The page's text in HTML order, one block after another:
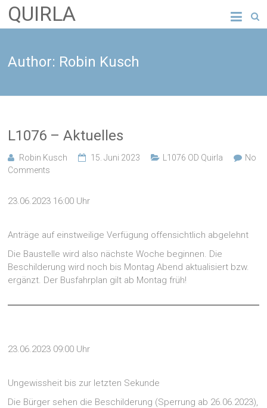
QUIRLA
Author: Robin Kusch
L1076 – Aktuelles
Robin Kusch 15. Juni 2023 L1076 OD Quirla
No
Comments
23.06.2023 16:00 Uhr
Anträge auf einstweilige Verfügung offensichtlich abgelehnt
Die Baustelle wird also nächste Woche beginnen. Die
Beschilderung wird noch bis Montag Abend aktualisiert bzw.
ergänzt. Der Busfahrplan gilt ab Montag früh!
23.06.2023 09:00 Uhr
Ungewissheit bis zur letzten Sekunde
Die Bürger sehen die Beschilderung (Sperrung ab 26.06.2023),